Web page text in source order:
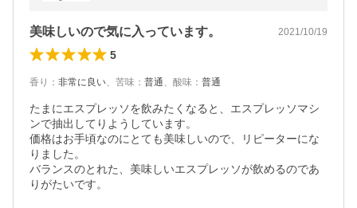
美味しいので気に入っています。 2021/10/19
5
香り ： 非常に良い、 苦味 ： 普通、 酸味 ： 普通
たまにエスプレッソを飲みたくなると、エスプレッソマシ
ンで抽出してりようしています。
価格はお手頃なのにとても美味しいので、リピーターにな
りました。
バランスのとれた、美味しいエスプレッソが飲めるのであ
りがたいです。